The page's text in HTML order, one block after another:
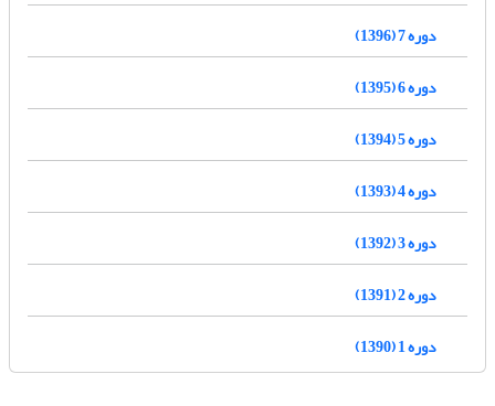
دوره 7 (1396)
دوره 6 (1395)
دوره 5 (1394)
دوره 4 (1393)
دوره 3 (1392)
دوره 2 (1391)
دوره 1 (1390)